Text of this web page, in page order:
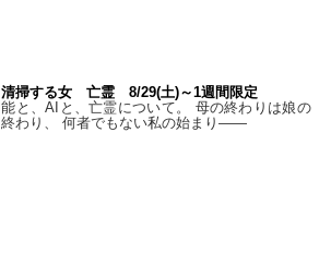
清掃する女 亡霊 8/29(土)～1週間限定
能と、AIと、亡霊について。 母の終わりは娘の
終わり、 何者でもない私の始まり――